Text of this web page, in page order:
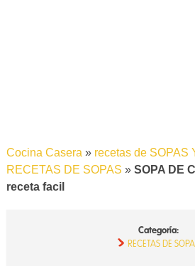
Cocina Casera» recetas de SOPAS
RECETAS DE SOPAS » SOPA DE
receta facil
Categoría:
RECETAS DE